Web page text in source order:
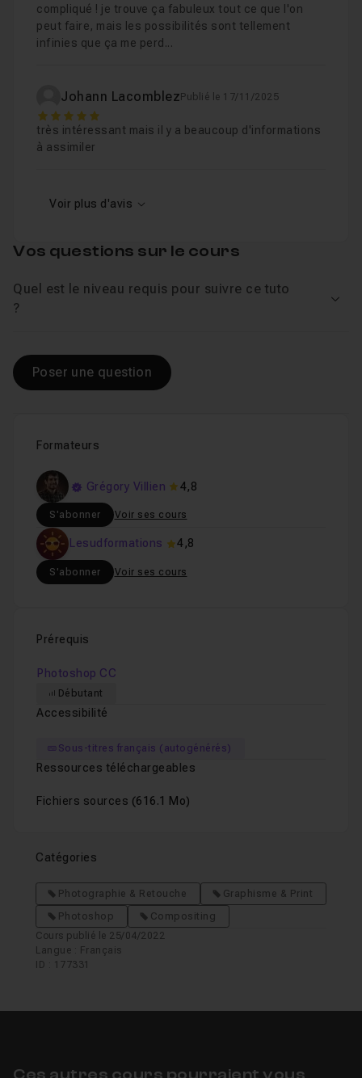
compliqué ! je trouve ça fabuleux tout ce que l'on
peut faire, mais les possibilités sont tellement
infinies que ça me perd...
Johann Lacomblez Publié le 17/11/2025
5
très intéressant mais il y a beaucoup d'informations
à assimiler
Voir plus d'avis
Formateurs
Grégory Villien 4,8
S'abonner Voir ses cours
Lesudformations 4,8
S'abonner Voir ses cours
Prérequis
Photoshop CC
Débutant
Accessibilité
Sous-titres français (autogénérés)
Ressources téléchargeables
Fichiers sources (616.1 Mo)
Catégories
Photographie & Retouche
Graphisme & Print
Photoshop
Compositing
Cours publié le 25/04/2022
Langue : Français
ID : 177331
Vos questions sur le cours
Quel est le niveau requis pour suivre ce tuto
?
Poser une question